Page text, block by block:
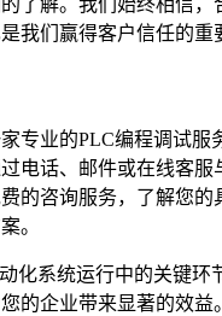
我们赢得客户信任的重
专业的PLC编程调试服
电话、邮件或在线客服
的咨询服务，了解您的
。
化系统运行中的关键环
的企业带来显著的效益